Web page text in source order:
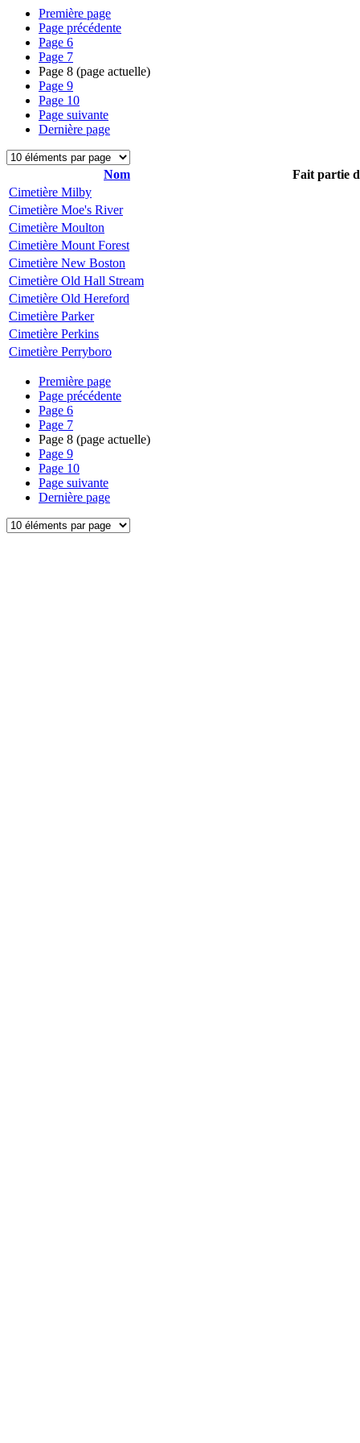
Première page
Page précédente
Page 6
Page 7
Page 8 (page actuelle)
Page 9
Page 10
Page suivante
Dernière page
Nom
Fait partie
Cimetière Milby
Cimetière Moe's River
Cimetière Moulton
Cimetière Mount Forest
Cimetière New Boston
Cimetière Old Hall Stream
Cimetière Old Hereford
Cimetière Parker
Cimetière Perkins
Cimetière Perryboro
Première page
Page précédente
Page 6
Page 7
Page 8 (page actuelle)
Page 9
Page 10
Page suivante
Dernière page